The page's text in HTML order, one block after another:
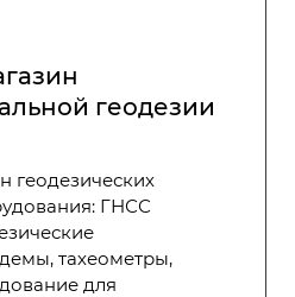
геодезии
геодезических
ГНСС
тахеометры,
для